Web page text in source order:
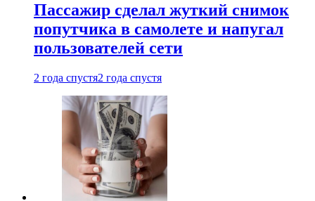
Пассажир сделал жуткий снимок
попутчика в самолете и напугал
пользователей сети
2 года спустя2 года спустя